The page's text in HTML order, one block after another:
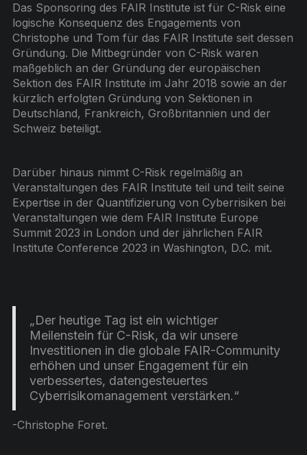
Das Sponsoring des FAIR Institute ist für C-Risk eine
logische Konsequenz des Engagements von
Christophe und Tom für das FAIR Institute seit dessen
Gründung. Die Mitbegründer von C-Risk waren
maßgeblich an der Gründung der europäischen
Sektion des FAIR Institute im Jahr 2018 sowie an der
kürzlich erfolgten Gründung von Sektionen in
Deutschland, Frankreich, Großbritannien und der
Schweiz beteiligt.
Darüber hinaus nimmt C-Risk regelmäßig an
Veranstaltungen des FAIR Institute teil und teilt seine
Expertise in der Quantifizierung von Cyberrisiken bei
Veranstaltungen wie dem FAIR Institute Europe
Summit 2023 in London und der jährlichen FAIR
Institute Conference 2023 in Washington, D.C. mit.
„Der heutige Tag ist ein wichtiger
Meilenstein für C-Risk, da wir unsere
Investitionen in die globale FAIR-Community
erhöhen und unser Engagement für ein
verbessertes, datengesteuertes
Cyberrisikomanagement verstärken.“
-Christophe Foret.